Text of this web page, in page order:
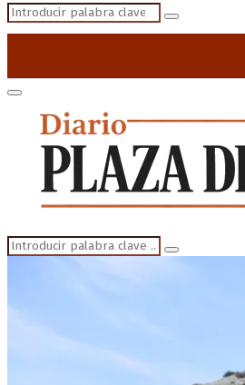
Search
Search
Primary
Menu
Search
for:
Search